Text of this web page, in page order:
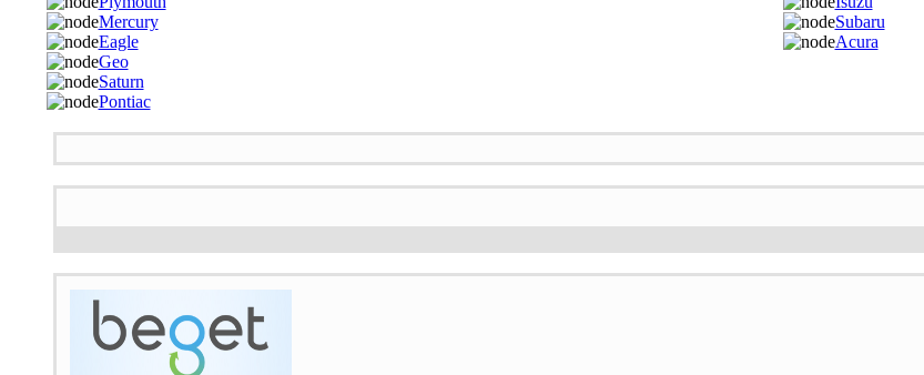
Mercury
Eagle
Geo
Saturn
Pontiac
Subaru
Acura